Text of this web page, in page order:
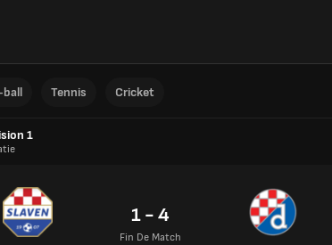
ball Tennis Cricket
1
1 - 4
Fin De Match